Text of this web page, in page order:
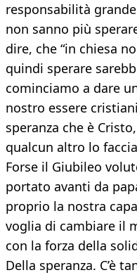
responsabilità
non sanno più
dire, che “in chiesa
quindi sperare
cominciamo a dare
nostro essere
speranza che è
qualcun altro lo
Forse il Giubileo
portato avanti da
proprio la nostra
voglia di cambiare il
con la forza della
Della speranza. C’è